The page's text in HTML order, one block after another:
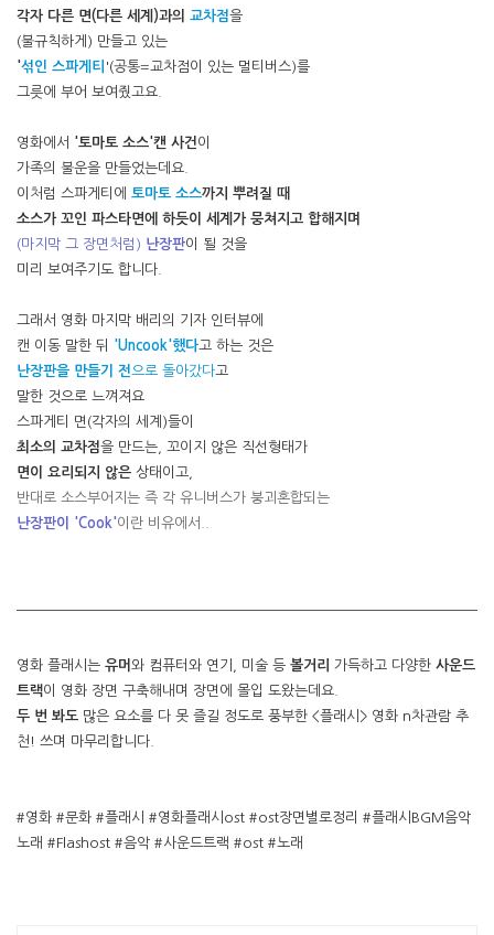
각자 다른 면(다른 세계)과의 교차점을
(불규칙하게) 만들고 있는
'섞인 스파게티 '(공통=교차점이 있는 멀티버스)를
그릇에 부어 보여줬고요.
영화에서 '토마토 소스'캔 사건이
가족의 불운을 만들었는데요.
이처럼 스파게티에 토마토 소스까지 뿌려질 때
소스가 꼬인 파스타면에 하듯이 세계가 뭉쳐지고 합해지며
(마지막 그 장면처럼) 난장판이 될 것을
미리 보여주기도 합니다.
그래서 영화 마지막 배리의 기자 인터뷰에
캔 이동 말한 뒤 'Uncook'했다고 하는 것은
난장판을 만들기 전으로 돌아갔다고
말한 것으로 느껴져요
스파게티 면(각자의 세계)들이
최소의 교차점을 만드는, 꼬이지 않은 직선형태가
면이 요리되지 않은 상태이고,
반대로 소스부어지는 즉 각 유니버스가 붕괴혼합되는
난장판이 'Cook'이란 비유에서..
영화 플래시는 유머 와 컴퓨터와 연기, 미술 등 볼거리 가득하고 다양한 사운드
트랙이 영화 장면 구축해내며 장면에 몰입 도왔는데요.
두 번 봐도 많은 요소를 다 못 즐길 정도로 풍부한 <플래시> 영화 n차관람 추
천! 쓰며 마무리합니다.
#영화 #문화 #플래시 #영화플래시ost #ost장면별로정리 #플래시BGM음악
노래 #Flashost #음악 #사운드트랙 #ost #노래